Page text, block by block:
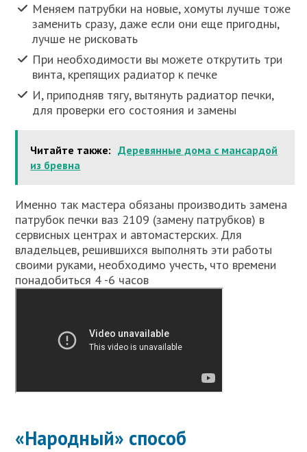
Меняем патрубки на новые, хомуты лучше тоже
заменить сразу, даже если они еще пригодны,
лучше не рисковать
При необходимости вы можете открутить три
винта, крепящих радиатор к печке
И, приподняв тягу, вытянуть радиатор печки,
для проверки его состояния и замены
Читайте также: Деревянные дома с мансардой
из бревна
Именно так мастера обязаны производить замена
патрубок печки ваз 2109 (замену патрубков) в
сервисных центрах и автомастерских. Для
владельцев, решившихся выполнять эти работы
своими руками, необходимо учесть, что времени
понадобиться 4 -6 часов
«Народный» способ